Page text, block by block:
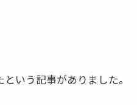
いう記事がありました。